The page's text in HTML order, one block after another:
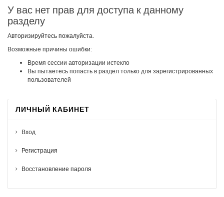
У вас нет прав для доступа к данному
разделу
Авторизируйтесь пожалуйста.
Возможные причины ошибки:
Время сессии авторизации истекло
Вы пытаетесь попасть в раздел только для зарегистрированных
пользователей
ЛИЧНЫЙ КАБИНЕТ
Вход
Регистрация
Восстановление пароля